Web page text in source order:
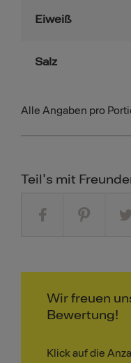
Eiweiß
Salz
Alle Angaben pro
Teil's mit
Wir freuen
Bewertung!
Klick auf die